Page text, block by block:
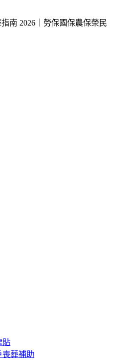
南 2026｜勞保國保農保榮民
貼
喪葬補助